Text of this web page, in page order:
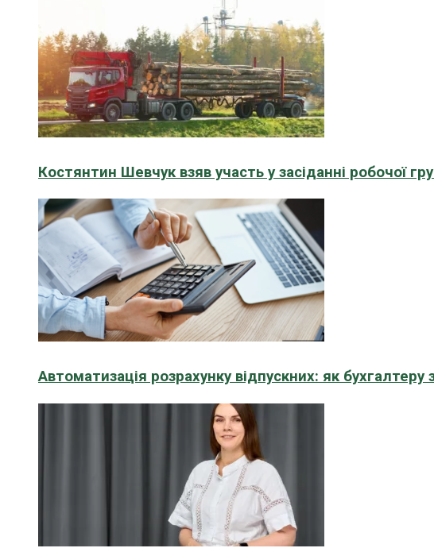
Костянтин Шевчук взяв участь у засіданні робочої
Автоматизація розрахунку відпускних: як